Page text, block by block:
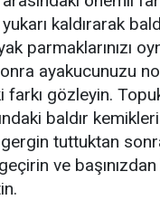
kaldırarak
parmaklarınızı
ayakucunuzu
gözleyin.
baldır
tuttuktan
ve başınızdan